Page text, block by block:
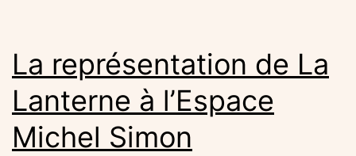
La représentation de La
Lanterne à l’Espace
Michel Simon